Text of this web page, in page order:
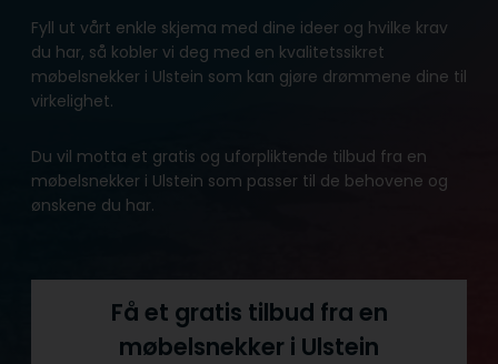
Fyll ut vårt enkle skjema med dine ideer og hvilke krav
du har, så kobler vi deg med en kvalitetssikret
møbelsnekker i Ulstein som kan gjøre drømmene dine til
virkelighet.
Du vil motta et gratis og uforpliktende tilbud fra en
møbelsnekker i Ulstein som passer til de behovene og
ønskene du har.
Få et gratis tilbud fra en
møbelsnekker i Ulstein